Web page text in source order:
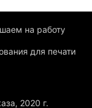
на работу
для печати
2020 г.